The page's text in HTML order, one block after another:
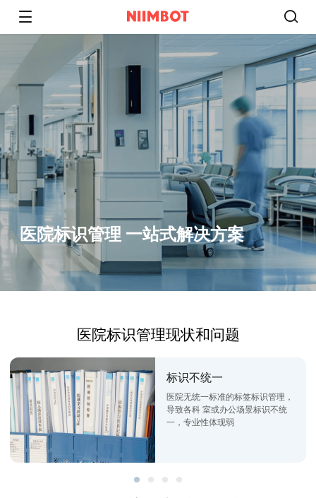
医院标识管理 一站式解决方案
医院标识管理现状和问题
标识不统一
医院无统一标准的标签标识管理，
导致各科 室或办公场景标识不统
一，专业性体现弱